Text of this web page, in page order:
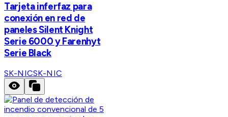
Tarjeta inferfaz para
conexión en red de
paneles Silent Knight
Serie 6000 y Farenhyt
Serie Black
SK-NICSK-NIC